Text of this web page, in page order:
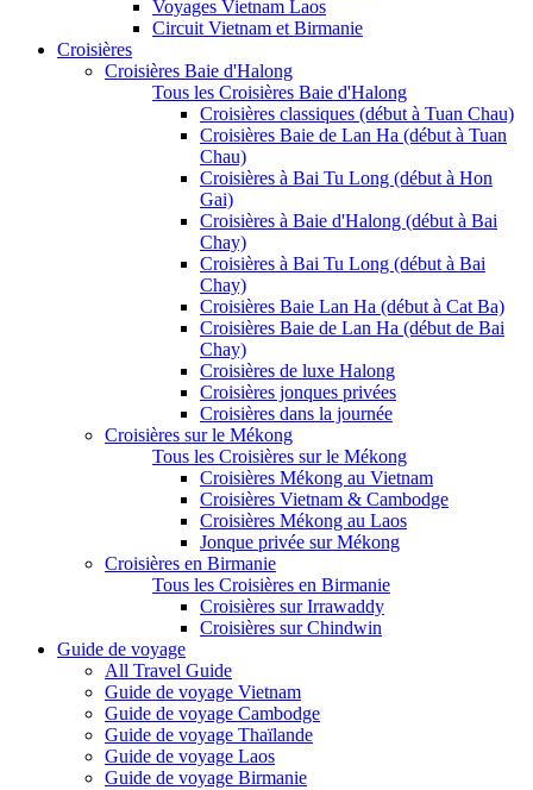
Voyages Vietnam Laos
Circuit Vietnam et Birmanie
Croisières
Croisières Baie d'Halong
Tous les Croisières Baie d'Halong
Croisières classiques (début à Tuan Chau)
Croisières Baie de Lan Ha (début à Tuan
Chau)
Croisières à Bai Tu Long (début à Hon
Gai)
Croisières à Baie d'Halong (début à Bai
Chay)
Croisières à Bai Tu Long (début à Bai
Chay)
Croisières Baie Lan Ha (début à Cat Ba)
Croisières Baie de Lan Ha (début de Bai
Chay)
Croisières de luxe Halong
Croisières jonques privées
Croisières dans la journée
Croisières sur le Mékong
Tous les Croisières sur le Mékong
Croisières Mékong au Vietnam
Croisières Vietnam & Cambodge
Croisières Mékong au Laos
Jonque privée sur Mékong
Croisières en Birmanie
Tous les Croisières en Birmanie
Croisières sur Irrawaddy
Croisières sur Chindwin
Guide de voyage
All Travel Guide
Guide de voyage Vietnam
Guide de voyage Cambodge
Guide de voyage Thaïlande
Guide de voyage Laos
Guide de voyage Birmanie